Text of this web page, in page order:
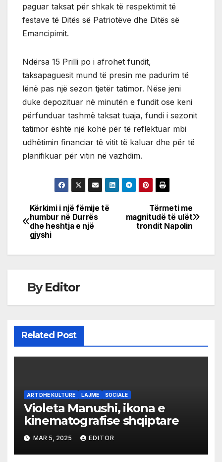
paguar taksat për shkak të respektimit të
festave të Ditës së Patriotëve dhe Ditës së
Emancipimit.
Ndërsa 15 Prilli po i afrohet fundit,
taksapaguesit mund të presin me padurim të
lënë pas një sezon tjetër tatimor. Nëse jeni
duke depozituar në minutën e fundit ose keni
përfunduar tashmë taksat tuaja, fundi i sezonit
tatimor është një kohë për të reflektuar mbi
udhëtimin financiar të vitit të kaluar dhe për të
planifikuar për vitin në vazhdim.
Post
navigation
Tërmeti me
magnitudë të ulët
trondit Napolin
Kërkimi i një fëmije të
humbur në Durrës
dhe heshtja e një
gjyshi
ByEditor
Related Post
ART DHE KULTURE LAJME SOCIALE
Violeta Manushi, ikona e
kinematografise shqiptare
MAR 5, 2025 EDITOR